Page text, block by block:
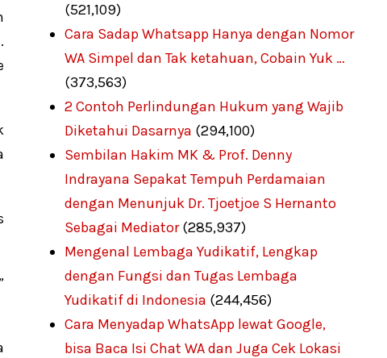
(521,109)
Cara Sadap Whatsapp Hanya dengan Nomor
WA Simpel dan Tak ketahuan, Cobain Yuk …
(373,563)
2 Contoh Perlindungan Hukum yang Wajib
Diketahui Dasarnya (294,100)
Sembilan Hakim MK & Prof. Denny
Indrayana Sepakat Tempuh Perdamaian
dengan Menunjuk Dr. Tjoetjoe S Hernanto
Sebagai Mediator (285,937)
Mengenal Lembaga Yudikatif, Lengkap
dengan Fungsi dan Tugas Lembaga
Yudikatif di Indonesia (244,456)
Cara Menyadap WhatsApp lewat Google,
bisa Baca Isi Chat WA dan Juga Cek Lokasi